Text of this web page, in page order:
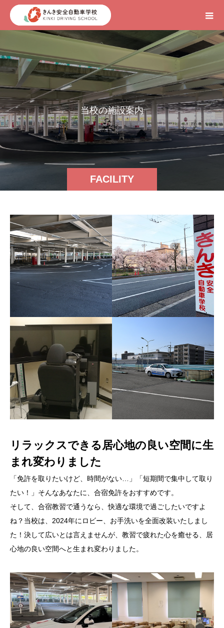
FACILITY
当校の施設案内
リラックスできる居心地の良い空間に生
まれ変わりました
「免許を取りたいけど、時間がない…」「短期間で集中して取り
たい！」そんなあなたに、合宿免許をおすすめです。
そして、合宿教習で通うなら、快適な環境で過ごしたいですよ
ね？当校は、2024年にロビー、お手洗いを全面改装いたしまし
た！決して広いとは言えませんが、教習で疲れた心を癒せる、居
心地の良い空間へと生まれ変わりました。